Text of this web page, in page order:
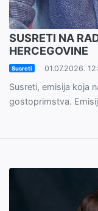
SUSRETI NA
HERCEGOVINE
Susreti 01.07.2026.
Susreti, emisija koja
gostoprimstva.